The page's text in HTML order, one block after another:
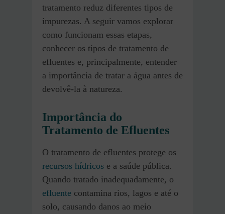
tratamento reduz diferentes tipos de
impurezas. A seguir vamos explorar
como funcionam essas etapas,
conhecer os tipos de tratamento de
efluentes e, principalmente, entender
a importância de tratar a água antes de
devolvê-la à natureza.
Importância do
Tratamento de Efluentes
O tratamento de efluentes protege os
recursos hídricos e a saúde pública.
Quando tratado inadequadamente, o
efluente contamina rios, lagos e até o
solo, causando danos ao meio